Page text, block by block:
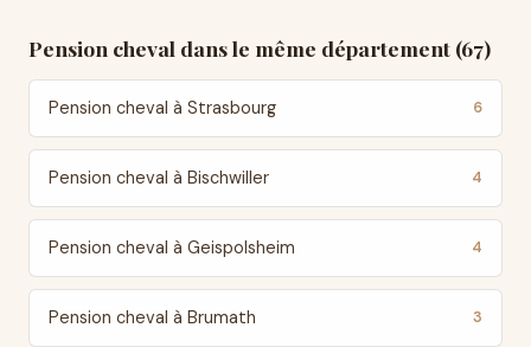
Pension cheval dans le même département (67)
Pension cheval à Strasbourg 6
Pension cheval à Bischwiller 4
Pension cheval à Geispolsheim 4
Pension cheval à Brumath 3